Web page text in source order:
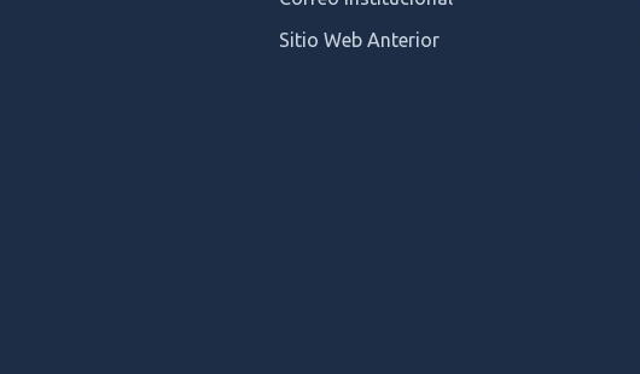
Sitio Web Anterior